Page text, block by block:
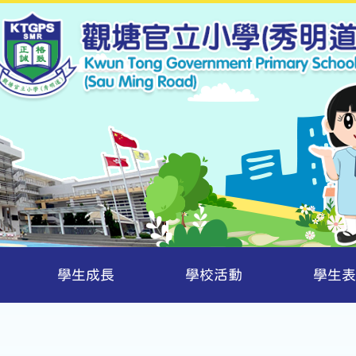
學生成長 學校活動 學生